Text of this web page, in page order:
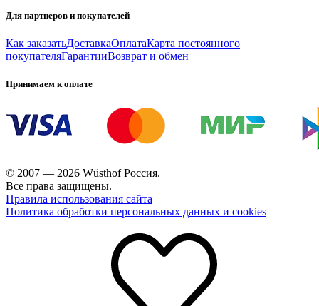
Для партнеров и покупателей
Как заказатьДоставкаОплатаКарта постоянного
покупателяГарантииВозврат и обмен
Принимаем к оплате
© 2007 — 2026 Wüsthof Россия.
Все права защищены.
Правила использования сайта
Политика обработки персональных данных и cookies